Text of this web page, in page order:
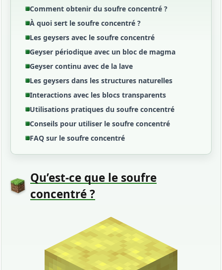
Comment obtenir du soufre concentré ?
À quoi sert le soufre concentré ?
Les geysers avec le soufre concentré
Geyser périodique avec un bloc de magma
Geyser continu avec de la lave
Les geysers dans les structures naturelles
Interactions avec les blocs transparents
Utilisations pratiques du soufre concentré
Conseils pour utiliser le soufre concentré
FAQ sur le soufre concentré
Qu’est-ce que le soufre
concentré ?